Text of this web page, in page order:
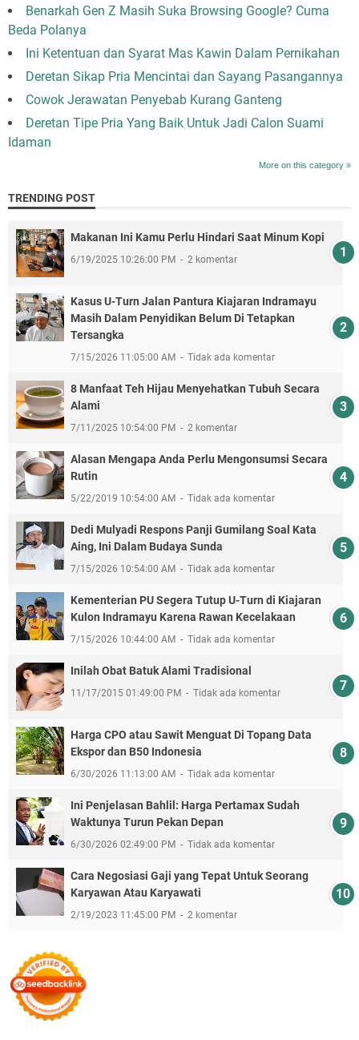
Benarkah Gen Z Masih Suka Browsing Google? Cuma
Beda Polanya
Ini Ketentuan dan Syarat Mas Kawin Dalam Pernikahan
Deretan Sikap Pria Mencintai dan Sayang Pasangannya
Cowok Jerawatan Penyebab Kurang Ganteng
Deretan Tipe Pria Yang Baik Untuk Jadi Calon Suami
Idaman
More on this category »
TRENDING POST
Makanan Ini Kamu Perlu Hindari Saat Minum Kopi
6/19/2025 10:26:00 PM 2 komentar
Kasus U-Turn Jalan Pantura Kiajaran Indramayu
Masih Dalam Penyidikan Belum Di Tetapkan
Tersangka
7/15/2026 11:05:00 AM Tidak ada komentar
8 Manfaat Teh Hijau Menyehatkan Tubuh Secara
Alami
7/11/2025 10:54:00 PM 2 komentar
Alasan Mengapa Anda Perlu Mengonsumsi Secara
Rutin
5/22/2019 10:54:00 AM Tidak ada komentar
Dedi Mulyadi Respons Panji Gumilang Soal Kata
Aing, Ini Dalam Budaya Sunda
7/15/2026 10:54:00 AM Tidak ada komentar
Kementerian PU Segera Tutup U-Turn di Kiajaran
Kulon Indramayu Karena Rawan Kecelakaan
7/15/2026 10:44:00 AM Tidak ada komentar
Inilah Obat Batuk Alami Tradisional
11/17/2015 01:49:00 PM Tidak ada komentar
Harga CPO atau Sawit Menguat Di Topang Data
Ekspor dan B50 Indonesia
6/30/2026 11:13:00 AM Tidak ada komentar
Ini Penjelasan Bahlil: Harga Pertamax Sudah
Waktunya Turun Pekan Depan
6/30/2026 02:49:00 PM Tidak ada komentar
Cara Negosiasi Gaji yang Tepat Untuk Seorang
Karyawan Atau Karyawati
2/19/2023 11:45:00 PM 2 komentar